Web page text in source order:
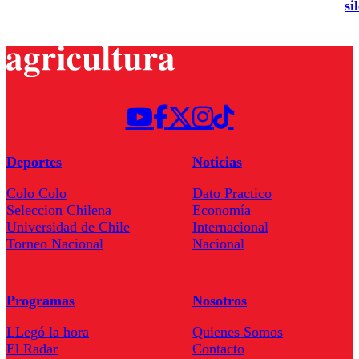
Deportes
Colo Colo
Seleccion Chilena
Universidad de Chile
Torneo Nacional
Noticias
Dato Practico
Economía
Internacional
Nacional
Programas
LLegó la hora
El Radar
Nosotros
Quienes Somos
Contacto